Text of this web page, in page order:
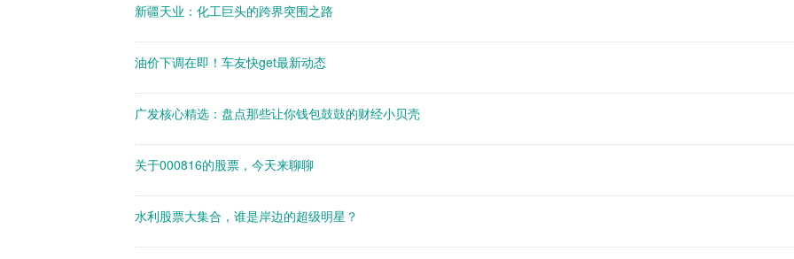
新疆天业：化工巨头的跨界突围之路
油价下调在即！车友快get最新动态
广发核心精选：盘点那些让你钱包鼓鼓的财经小贝壳
关于000816的股票，今天来聊聊
水利股票大集合，谁是岸边的超级明星？